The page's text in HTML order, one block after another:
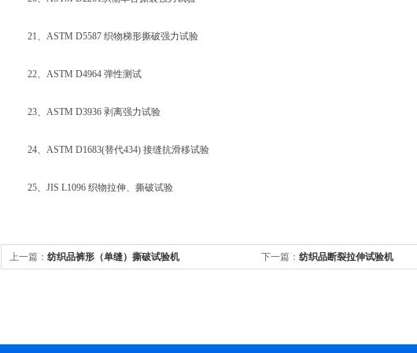
21、ASTM D5587 织物梯形撕破强力试验
22、ASTM D4964 弹性测试
23、ASTM D3936 剥离强力试验
24、ASTM D1683(替代434) 接缝抗滑移试验
25、JIS L1096 织物拉伸、撕破试验
上一篇： 纺织品裤形（单缝）撕破试验机 下一篇： 纺织品断裂拉伸试验机